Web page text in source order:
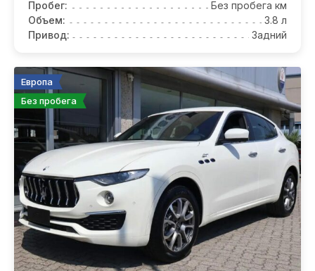
Пробег:
Без пробега км
Объем:
3.8 л
Привод:
Задний
Европа
Без пробега